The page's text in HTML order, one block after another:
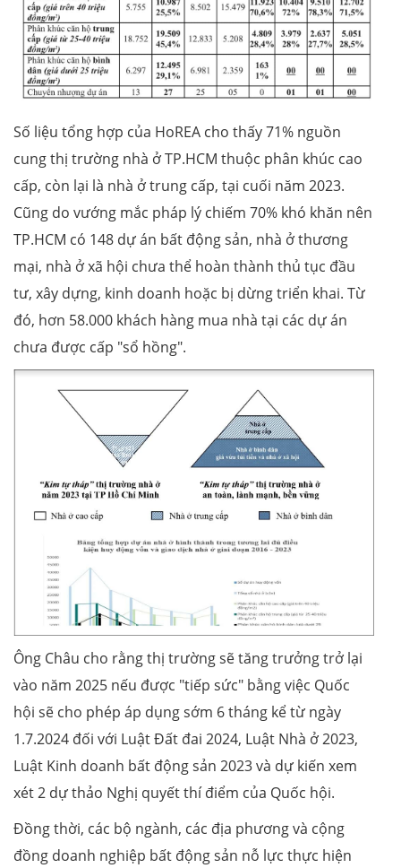
Số liệu tổng hợp của HoREA cho thấy 71% nguồn
cung thị trường nhà ở TP.HCM thuộc phân khúc cao
cấp, còn lại là nhà ở trung cấp, tại cuối năm 2023.
Cũng do vướng mắc pháp lý chiếm 70% khó khăn nên
TP.HCM có 148 dự án bất động sản, nhà ở thương
mại, nhà ở xã hội chưa thể hoàn thành thủ tục đầu
tư, xây dựng, kinh doanh hoặc bị dừng triển khai. Từ
đó, hơn 58.000 khách hàng mua nhà tại các dự án
chưa được cấp "sổ hồng".
Ông Châu cho rằng thị trường sẽ tăng trưởng trở lại
vào năm 2025 nếu được "tiếp sức" bằng việc Quốc
hội sẽ cho phép áp dụng sớm 6 tháng kể từ ngày
1.7.2024 đối với Luật Đất đai 2024, Luật Nhà ở 2023,
Luật Kinh doanh bất động sản 2023 và dự kiến xem
xét 2 dự thảo Nghị quyết thí điểm của Quốc hội.
Đồng thời, các bộ ngành, các địa phương và cộng
đồng doanh nghiệp bất động sản nỗ lực thực hiện